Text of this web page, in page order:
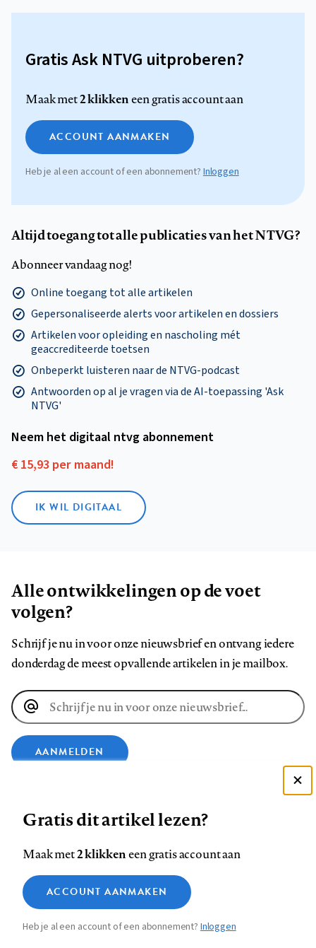
Gratis Ask NTVG uitproberen?
Maak met2 klikkeneen gratis account aan
ACCOUNT AANMAKEN
Heb je al een account of een abonnement?Inloggen
Altijd toegang tot alle publicaties van het NTVG?
Abonneer vandaag nog!
Online toegang tot alle artikelen
Gepersonaliseerde alerts voor artikelen en dossiers
Artikelen voor opleiding en nascholing mét
geaccrediteerde toetsen
Onbeperkt luisteren naar de NTVG-podcast
Antwoorden op al je vragen via de AI-toepassing 'Ask
NTVG'
Neem het digitaal ntvg abonnement
€ 15,93 per maand!
IK WIL DIGITAAL
Alle ontwikkelingen op de voet
volgen?
Schrijf je nu in voor onze nieuwsbrief en ontvang iedere
donderdag de meest opvallende artikelen in je mailbox.
E-
mailadres
AANMELDEN
op
Facebook
op
LinkedIn
op
Bluesky
ons
op
InstagramYouTube
Footer
Contact Colofon Disclaimer Privacy
Medische vragen verdienen
betrouwbare antwoorden
Zie onze cookie policy
Analytische cookies
Marketing cookies
Gratis dit artikel lezen?
Maak met2 klikkeneen gratis account aan
ACCOUNT AANMAKEN
Heb je al een account of een abonnement?Inloggen